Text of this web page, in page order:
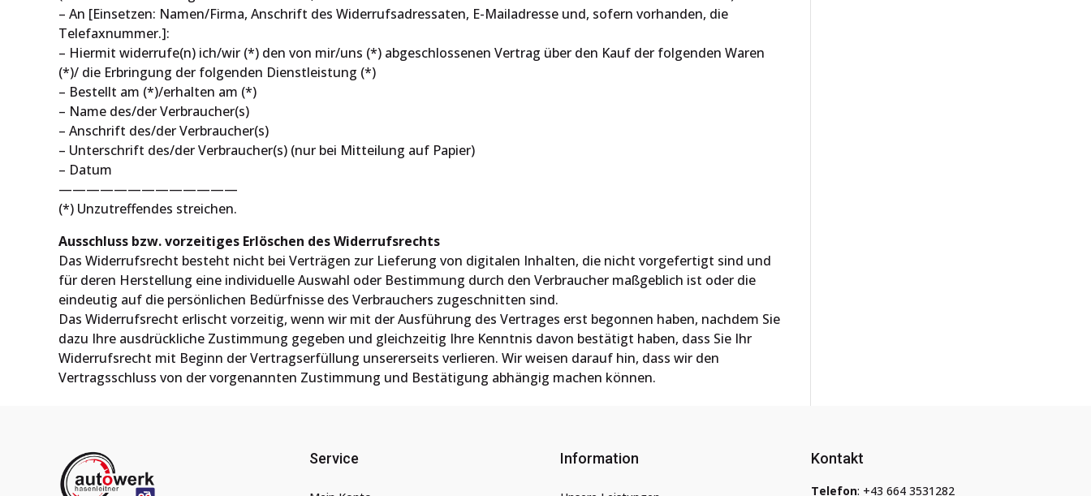
– An [Einsetzen: Namen/Firma, Anschrift des Widerrufsadressaten, E-Mailadresse und, sofern vorhanden, die
Telefaxnummer.]:
– Hiermit widerrufe(n) ich/wir (*) den von mir/uns (*) abgeschlossenen Vertrag über den Kauf der folgenden Waren
(*)/ die Erbringung der folgenden Dienstleistung (*)
– Bestellt am (*)/erhalten am (*)
– Name des/der Verbraucher(s)
– Anschrift des/der Verbraucher(s)
– Unterschrift des/der Verbraucher(s) (nur bei Mitteilung auf Papier)
– Datum
—————————————
(*) Unzutreffendes streichen.
Ausschluss bzw. vorzeitiges Erlöschen des Widerrufsrechts
Das Widerrufsrecht besteht nicht bei Verträgen zur Lieferung von digitalen Inhalten, die nicht vorgefertigt sind und
für deren Herstellung eine individuelle Auswahl oder Bestimmung durch den Verbraucher maßgeblich ist oder die
eindeutig auf die persönlichen Bedürfnisse des Verbrauchers zugeschnitten sind.
Das Widerrufsrecht erlischt vorzeitig, wenn wir mit der Ausführung des Vertrages erst begonnen haben, nachdem Sie
dazu Ihre ausdrückliche Zustimmung gegeben und gleichzeitig Ihre Kenntnis davon bestätigt haben, dass Sie Ihr
Widerrufsrecht mit Beginn der Vertragserfüllung unsererseits verlieren. Wir weisen darauf hin, dass wir den
Vertragsschluss von der vorgenannten Zustimmung und Bestätigung abhängig machen können.
Service Information Kontakt
Telefon: +43 664 3531282